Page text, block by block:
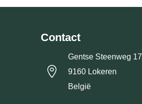
Contact
Gentse Steenweg 17
9160 Lokeren
België